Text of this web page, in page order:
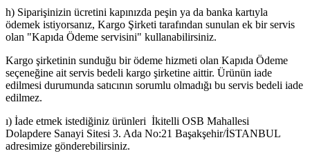
h) Siparişinizin ücretini kapınızda peşin ya da banka kartıyla
ödemek istiyorsanız, Kargo Şirketi tarafından sunulan ek bir servis
olan "Kapıda Ödeme servisini" kullanabilirsiniz.
Kargo şirketinin sunduğu bir ödeme hizmeti olan Kapıda Ödeme
seçeneğine ait servis bedeli kargo şirketine aittir. Ürünün iade
edilmesi durumunda satıcının sorumlu olmadığı bu servis bedeli iade
edilmez.
ı) İade etmek istediğiniz ürünleri İkitelli OSB Mahallesi
Dolapdere Sanayi Sitesi 3. Ada No:21 Başakşehir/İSTANBUL
adresimize gönderebilirsiniz.